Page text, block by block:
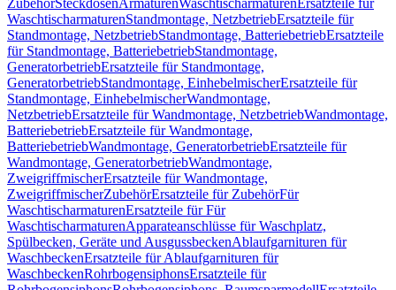
ZubehörSteckdosenArmaturenWaschtischarmaturen Ersatzteile für
WaschtischarmaturenStandmontage, NetzbetriebErsatzteile für
Standmontage, NetzbetriebStandmontage, BatteriebetriebErsatzteile
für Standmontage, BatteriebetriebStandmontage,
GeneratorbetriebErsatzteile für Standmontage,
GeneratorbetriebStandmontage, EinhebelmischerErsatzteile für
Standmontage, EinhebelmischerWandmontage,
NetzbetriebErsatzteile für Wandmontage, NetzbetriebWandmontage,
BatteriebetriebErsatzteile für Wandmontage,
BatteriebetriebWandmontage, GeneratorbetriebErsatzteile für
Wandmontage, GeneratorbetriebWandmontage,
ZweigriffmischerErsatzteile für Wandmontage,
ZweigriffmischerZubehörErsatzteile für ZubehörFür
WaschtischarmaturenErsatzteile für Für
WaschtischarmaturenApparateanschlüsse für Waschplatz,
Spülbecken, Geräte und AusgussbeckenAblaufgarnituren für
WaschbeckenErsatzteile für Ablaufgarnituren für
WaschbeckenRohrbogensiphonsErsatzteile für